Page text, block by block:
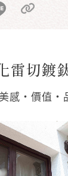
雷切鍍
美感‧價值‧